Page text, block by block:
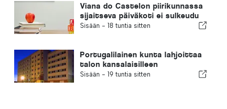
Viana do Castelon piirikunnassa
sijaitseva päiväkoti ei sulkeudu
Sisään - 18 tuntia sitten
Portugalilainen kunta lahjoittaa
talon kansalaisilleen
Sisään - 19 tuntia sitten